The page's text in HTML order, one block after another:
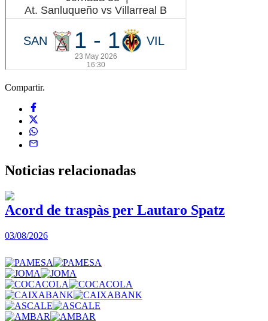
Compartir.
Noticias relacionadas
Acord de traspàs per Lautaro Spatz
03/08/2026